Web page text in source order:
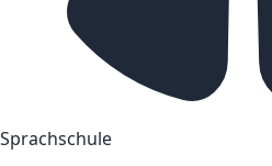
Sprachschule